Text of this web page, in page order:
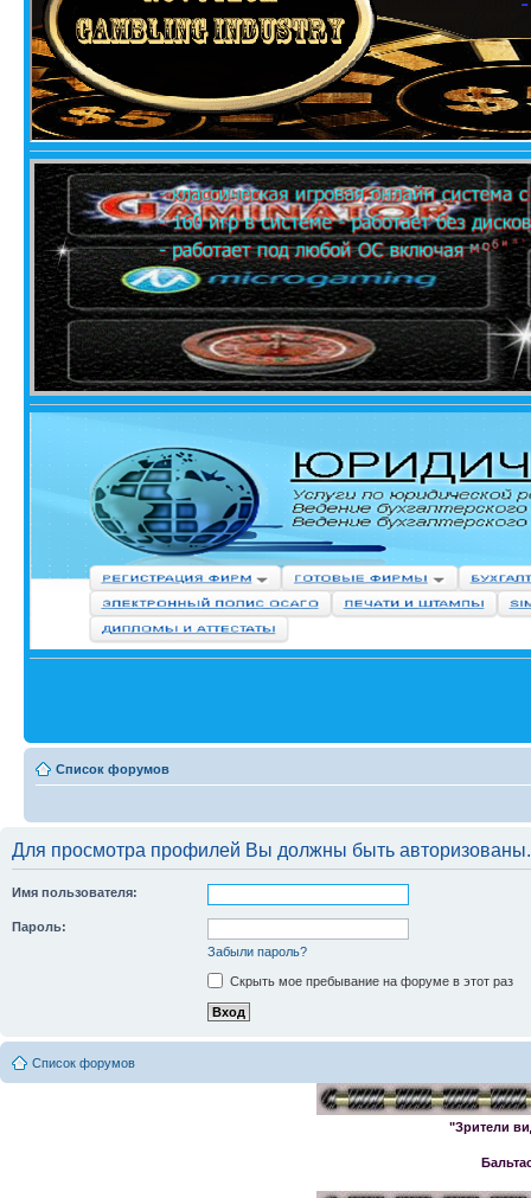
Список форумов
Для просмотра профилей Вы должны быть авторизованы.
Имя пользователя:
Пароль:
Забыли пароль?
Скрыть мое пребывание на форуме в этот раз
Список форумов
"Зрители